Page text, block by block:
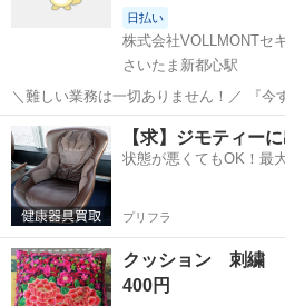
日払い
さいたま新都心駅
＼難しい業務は一切ありません！／ 『今すぐたくさん稼ぎたい！！』
『週1で副業を兼ねて稼ぎたい…』 ⇒あな
い！ ＜未経験の方大歓迎！＞ 警備の経験が0の方でも、新任研修があ
るので安心！ 警備や交通...
埼玉 さいたま市 さいたま新都心
【求】ジモティー
状態が悪くてもOK！最
プリフラ
クッション 刺繍
400円